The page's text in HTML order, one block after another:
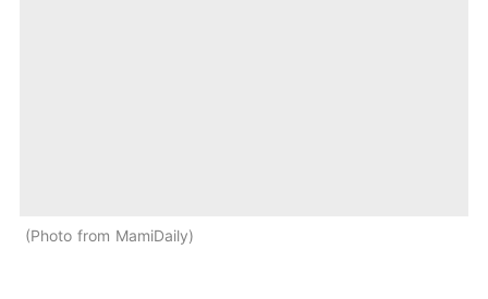
Photo from MamiDaily